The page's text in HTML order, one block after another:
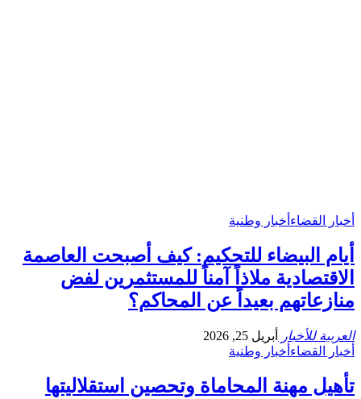
أخبار القضاء أخبار وطنية
أيام البيضاء للتحكيم: كيف أصبحت العاصمة
الاقتصادية ملاذاً آمناً للمستثمرين لفض
منازعاتهم بعيداً عن المحاكم؟
العربية للأخبار
أبريل 25, 2026
أخبار القضاء أخبار وطنية
تأهيل مهنة المحاماة وتحصين استقلاليتها